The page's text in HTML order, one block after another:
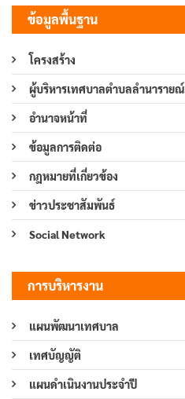
ข้อมูลพื้นฐาน
โครงสร้าง
ผู้บริหารเทศบาลตำบลลำนารายณ์
อำนาจหน้าที่
ข้อมูลการติดต่อ
กฎหมายที่เกี่ยวข้อง
ข่าวประชาสัมพันธ์
Social Network
การบริหารงาน
แผนพัฒนาเทศบาล
เทศบัญญัติ
แผนดำเนินงานประจำปี